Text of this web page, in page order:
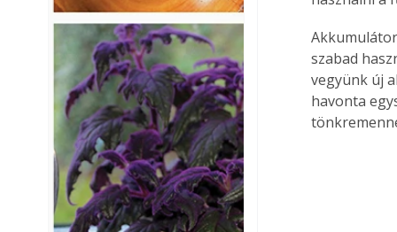
szabad
vegyünk új
havonta